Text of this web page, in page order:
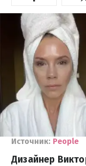
Источник: People
Дизайнер